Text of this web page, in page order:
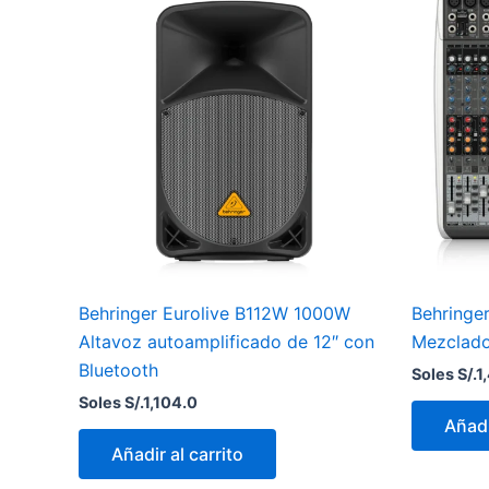
Behringer Eurolive B112W 1000W
Altavoz autoamplificado de 12″ con
Bluetooth
Soles S/.1,104.0
Añadir al carrito
Soles S/.